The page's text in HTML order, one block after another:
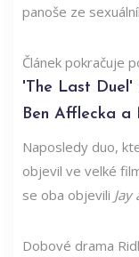
panoše ze
Článek pokračuje
'The Last Duel'
Ben Afflecka
Naposledy duo,
objevil ve velké
se oba objevili Jay
Dobové drama